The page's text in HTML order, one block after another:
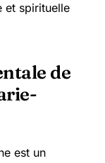
et spirituelle
de
est un